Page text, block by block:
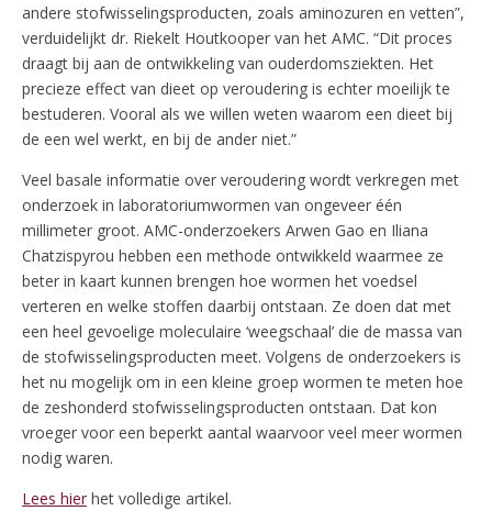
andere stofwisselingsproducten, zoals aminozuren en vetten”,
verduidelijkt dr. Riekelt Houtkooper van het AMC. “Dit proces
draagt bij aan de ontwikkeling van ouderdomsziekten. Het
precieze effect van dieet op veroudering is echter moeilijk te
bestuderen. Vooral als we willen weten waarom een dieet bij
de een wel werkt, en bij de ander niet.”
Veel basale informatie over veroudering wordt verkregen met
onderzoek in laboratoriumwormen van ongeveer één
millimeter groot. AMC-onderzoekers Arwen Gao en Iliana
Chatzispyrou hebben een methode ontwikkeld waarmee ze
beter in kaart kunnen brengen hoe wormen het voedsel
verteren en welke stoffen daarbij ontstaan. Ze doen dat met
een heel gevoelige moleculaire ‘weegschaal’ die de massa van
de stofwisselingsproducten meet. Volgens de onderzoekers is
het nu mogelijk om in een kleine groep wormen te meten hoe
de zeshonderd stofwisselingsproducten ontstaan. Dat kon
vroeger voor een beperkt aantal waarvoor veel meer wormen
nodig waren.
Lees hier het volledige artikel.